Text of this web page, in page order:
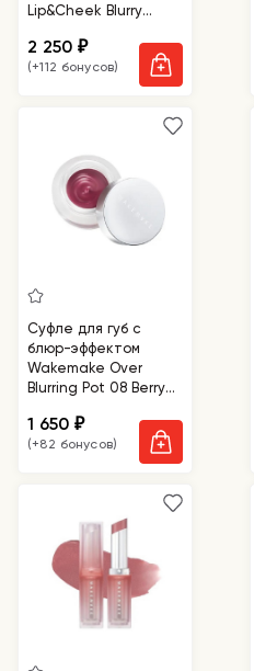
Lip&Cheek Blurry
Seventeen
2 250₽
(+112 бонусов)
Суфле для губ с
блюр-эффектом
Wakemake Over
Blurring Pot 08 Berry
1 650₽
(+82 бонусов)